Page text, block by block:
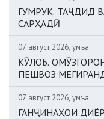
ГУМРУК. ТАҶДИД
САРҲАДӢ
07 август 2026, Ҷумъа
КӮЛОБ.
ПЕШВОЗ
07 август 2026, Ҷумъа
ГАНҶИНАҲОИ